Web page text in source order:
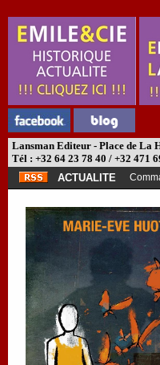
Lansman Editeur - Place de La
Tél : +32 64 23 78 40 / +32 471
ACTUALITE